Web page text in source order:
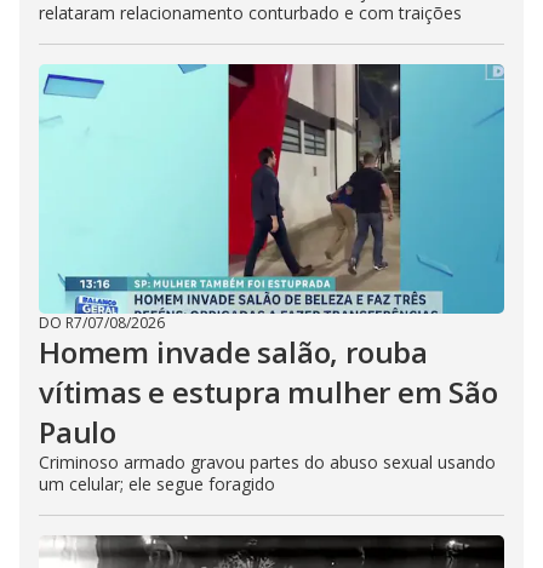
relataram relacionamento conturbado e com traições
DO R7/07/08/2026
Homem invade salão, rouba
vítimas e estupra mulher em São
Paulo
Criminoso armado gravou partes do abuso sexual usando
um celular; ele segue foragido